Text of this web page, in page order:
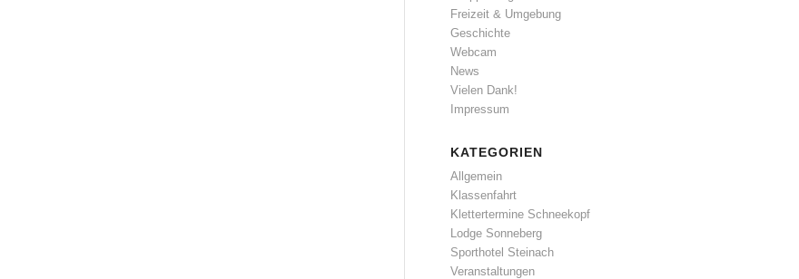
Freizeit & Umgebung
Geschichte
Webcam
News
Vielen Dank!
Impressum
KATEGORIEN
Allgemein
Klassenfahrt
Klettertermine Schneekopf
Lodge Sonneberg
Sporthotel Steinach
Veranstaltungen